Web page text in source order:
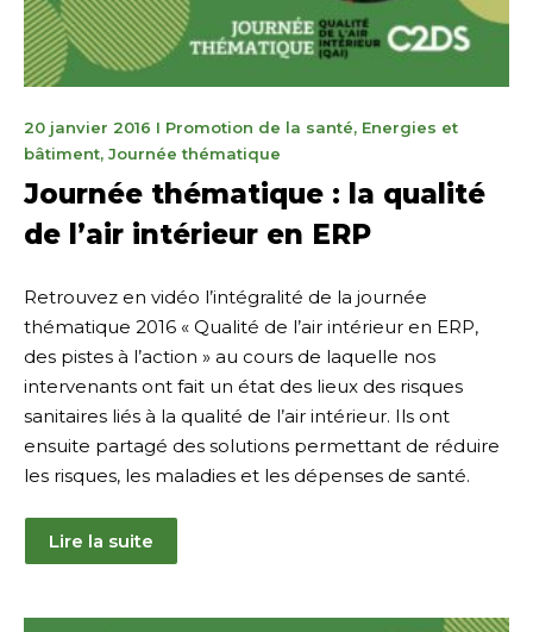
20 janvier 2016 21
janvier
2025
I Promotion de la santé, Energies et
bâtiment, Journée thématique
Journée thématique : la qualité
de l’air intérieur en ERP
Retrouvez en vidéo l’intégralité de la journée
thématique 2016 « Qualité de l’air intérieur en ERP,
des pistes à l’action » au cours de laquelle nos
intervenants ont fait un état des lieux des risques
sanitaires liés à la qualité de l’air intérieur. Ils ont
ensuite partagé des solutions permettant de réduire
les risques, les maladies et les dépenses de santé.
Lire la suite